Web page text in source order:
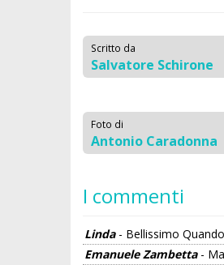
Scritto da
Salvatore Schirone
Foto di
Antonio Caradonna
I commenti
Linda - Bellissimo
Emanuele Zambetta-